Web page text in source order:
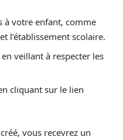
à votre enfant, comme
l’établissement scolaire.
veillant à respecter les
cliquant sur le lien
créé, vous recevrez un